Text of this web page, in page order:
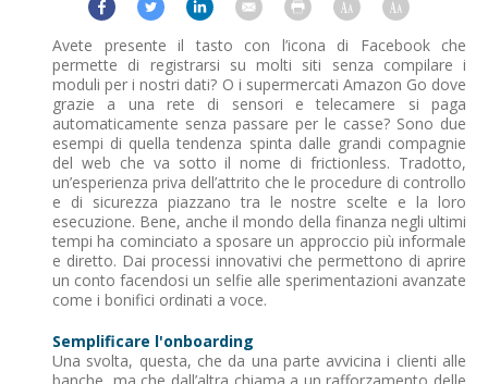
Avete presente il tasto con l’icona di Facebook che
permette di registrarsi su molti siti senza compilare i
moduli per i nostri dati? O i supermercati Amazon Go dove
grazie a una rete di sensori e telecamere si paga
automaticamente senza passare per le casse? Sono due
esempi di quella tendenza spinta dalle grandi compagnie
del web che va sotto il nome di frictionless. Tradotto,
un’esperienza priva dell’attrito che le procedure di controllo
e di sicurezza piazzano tra le nostre scelte e la loro
esecuzione. Bene, anche il mondo della finanza negli ultimi
tempi ha cominciato a sposare un approccio più informale
e diretto. Dai processi innovativi che permettono di aprire
un conto facendosi un selfie alle sperimentazioni avanzate
come i bonifici ordinati a voce.
Semplificare l'onboarding
Una svolta, questa, che da una parte avvicina i clienti alle